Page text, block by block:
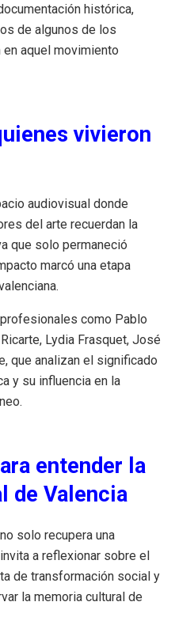
histórica,
de algunos de los
aquel movimiento
vivieron
audiovisual donde
del arte recuerdan la
que solo permaneció
marcó una etapa
como Pablo
Lydia Frasquet, José
que analizan el significado
y su influencia en la
entender la
de Valencia
solo recupera una
a reflexionar sobre el
de transformación social y
la memoria cultural de